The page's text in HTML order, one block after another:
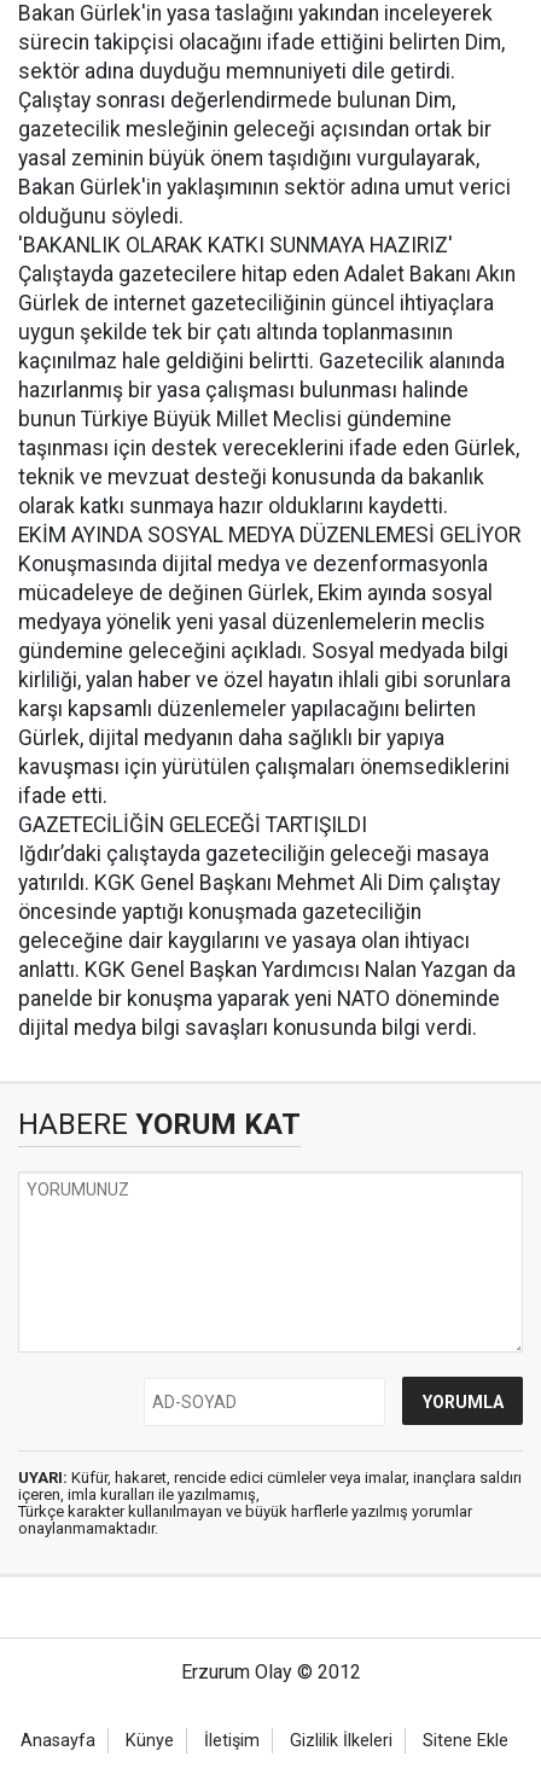
Bakan Gürlek'in yasa taslağını yakından inceleyerek
sürecin takipçisi olacağını ifade ettiğini belirten Dim,
sektör adına duyduğu memnuniyeti dile getirdi.
Çalıştay sonrası değerlendirmede bulunan Dim,
gazetecilik mesleğinin geleceği açısından ortak bir
yasal zeminin büyük önem taşıdığını vurgulayarak,
Bakan Gürlek'in yaklaşımının sektör adına umut verici
olduğunu söyledi.
'BAKANLIK OLARAK KATKI SUNMAYA HAZIRIZ'
Çalıştayda gazetecilere hitap eden Adalet Bakanı Akın
Gürlek de internet gazeteciliğinin güncel ihtiyaçlara
uygun şekilde tek bir çatı altında toplanmasının
kaçınılmaz hale geldiğini belirtti. Gazetecilik alanında
hazırlanmış bir yasa çalışması bulunması halinde
bunun Türkiye Büyük Millet Meclisi gündemine
taşınması için destek vereceklerini ifade eden Gürlek,
teknik ve mevzuat desteği konusunda da bakanlık
olarak katkı sunmaya hazır olduklarını kaydetti.
EKİM AYINDA SOSYAL MEDYA DÜZENLEMESİ GELİYOR
Konuşmasında dijital medya ve dezenformasyonla
mücadeleye de değinen Gürlek, Ekim ayında sosyal
medyaya yönelik yeni yasal düzenlemelerin meclis
gündemine geleceğini açıkladı. Sosyal medyada bilgi
kirliliği, yalan haber ve özel hayatın ihlali gibi sorunlara
karşı kapsamlı düzenlemeler yapılacağını belirten
Gürlek, dijital medyanın daha sağlıklı bir yapıya
kavuşması için yürütülen çalışmaları önemsediklerini
ifade etti.
GAZETECİLİĞİN GELECEĞİ TARTIŞILDI
Iğdır’daki çalıştayda gazeteciliğin geleceği masaya
yatırıldı. KGK Genel Başkanı Mehmet Ali Dim çalıştay
öncesinde yaptığı konuşmada gazeteciliğin
geleceğine dair kaygılarını ve yasaya olan ihtiyacı
anlattı. KGK Genel Başkan Yardımcısı Nalan Yazgan da
panelde bir konuşma yaparak yeni NATO döneminde
dijital medya bilgi savaşları konusunda bilgi verdi.
HABERE YORUM KAT
UYARI: Küfür, hakaret, rencide edici cümleler veya imalar, inançlara saldırı
içeren, imla kuralları ile yazılmamış,
Türkçe karakter kullanılmayan ve büyük harflerle yazılmış yorumlar
onaylanmamaktadır.
Erzurum Olay © 2012
Anasayfa Künye İletişim Gizlilik İlkeleri Sitene Ekle